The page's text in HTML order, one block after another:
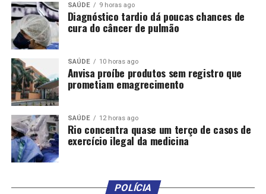
SAÚDE 9 horas ago
Diagnóstico tardio dá poucas chances de
cura do câncer de pulmão
SAÚDE 10 horas ago
Anvisa proíbe produtos sem registro que
prometiam emagrecimento
SAÚDE 12 horas ago
Rio concentra quase um terço de casos de
exercício ilegal da medicina
POLÍCIA